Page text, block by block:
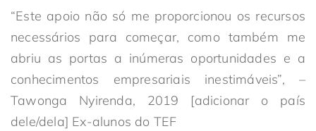
“Este apoio não só me proporcionou os recursos
necessários para começar, como também me
abriu as portas a inúmeras oportunidades e a
conhecimentos empresariais inestimáveis”, –
Tawonga Nyirenda, 2019 [adicionar o país
dele/dela] Ex-alunos do TEF